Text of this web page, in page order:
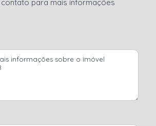
contato para mais informações